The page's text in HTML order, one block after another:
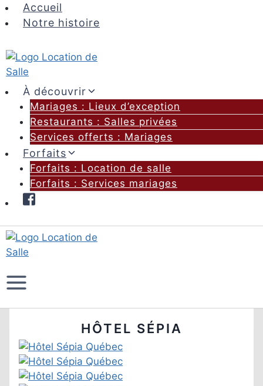
Aller
au
Accueil
Notre histoire
À découvrir
Mariages : Lieux d’exception
Restaurants : Salles privées
Services offerts : Mariages
Forfaits
Forfaits : Location de salle
Forfaits : Services mariages
HÔTEL SÉPIA